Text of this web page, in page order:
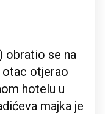
obratio se na
otac otjerao
hotelu u
majka je